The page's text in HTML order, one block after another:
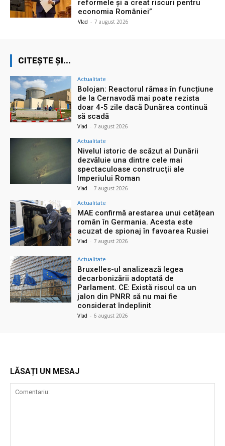
reformele și a creat riscuri pentru
economia României”
Vlad - 7 august 2026
CITEȘTE ȘI...
Actualitate
Bolojan: Reactorul rămas în funcțiune
de la Cernavodă mai poate rezista
doar 4-5 zile dacă Dunărea continuă
să scadă
Vlad - 7 august 2026
Actualitate
Nivelul istoric de scăzut al Dunării
dezvăluie una dintre cele mai
spectaculoase construcții ale
Imperiului Roman
Vlad - 7 august 2026
Actualitate
MAE confirmă arestarea unui cetățean
român în Germania. Acesta este
acuzat de spionaj în favoarea Rusiei
Vlad - 7 august 2026
Actualitate
Bruxelles-ul analizează legea
decarbonizării adoptată de
Parlament. CE: Există riscul ca un
jalon din PNRR să nu mai fie
considerat îndeplinit
Vlad - 6 august 2026
LĂSAȚI UN MESAJ